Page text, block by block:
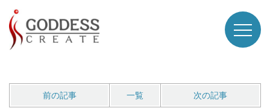
前の記事 一覧 次の記事